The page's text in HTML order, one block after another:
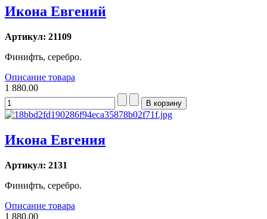
Икона Евгений
Артикул: 21109
Финифть, серебро.
Описание товара
1 880.00
Икона Евгения
Артикул: 2131
Финифть, серебро.
Описание товара
1 880.00